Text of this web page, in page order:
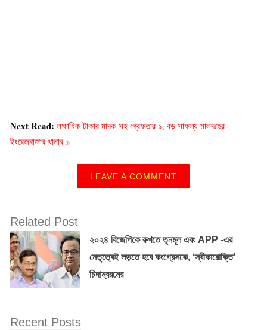
Next Read: লক্ষাধিক টাকার মাদক সহ গ্রেফতার ১, বড় সাফল্য মালদহের
ইংরেজবাজার থানার »
LEAVE A COMMENT
Related Post
২০২৪ বিজেপিকে রুখতে তৃনমূল এবং APP -এর
নেতৃত্বেই লড়তে হবে কংগ্রেসকে, ‘স্বীকারোক্তি’
চিদাম্বরমের
Recent Posts